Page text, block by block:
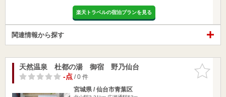
楽天トラベルの宿泊プランを見る
関連情報から探す
お気に入
りに追加
天然温泉 杜都の湯 御宿 野乃仙台
-点/ 0 件
宮城県 / 仙台市青葉区